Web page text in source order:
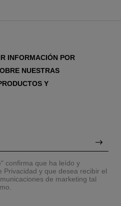
INFORMACIÓN POR
NUESTRAS
Y
confirma que ha leído y
Privacidad y que desea recibir el
de marketing tal